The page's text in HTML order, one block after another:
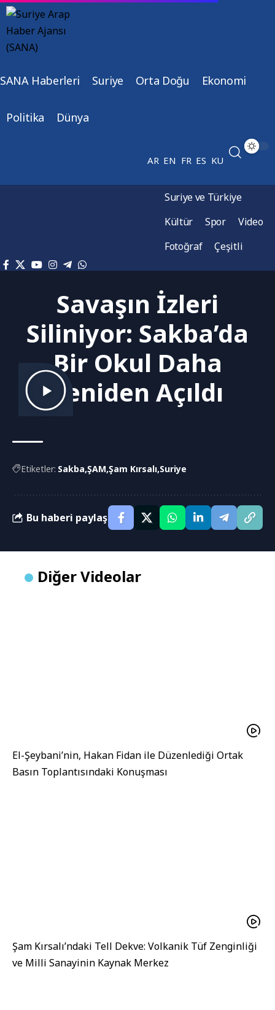
SANA Haberleri Suriye Orta Doğu Ekonomi
Politika Dünya
AR EN FR ES KU
Suriye ve Türkiye
Kültür
Spor
Video
Fotoğraf
Çeşitli
Savaşın İzleri
Siliniyor: Sakba’da
Bir Okul Daha
Yeniden Açıldı
Etiketler: Sakba ŞAM Şam Kırsalı Suriye
Bu haberi paylaş
Diğer Videolar
El-Şeybani’nin, Hakan Fidan ile Düzenlediği Ortak
Basın Toplantısındaki Konuşması
Şam Kırsalı’ndaki Tell Dekve: Volkanik Tüf Zenginliği
ve Milli Sanayinin Kaynak Merkez